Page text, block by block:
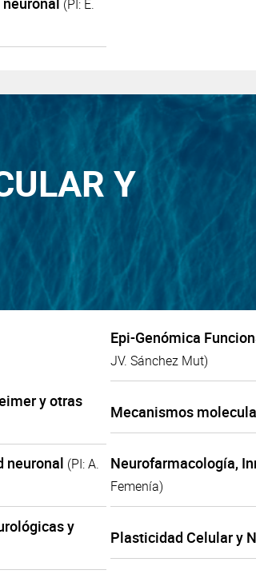
(PI: E.
Y
Epi-Genómica
JV. Sánchez Mut)
y otras
Mecanismos
neuronal (PI: A.
Neurofarmacología,
Femenía)
y
Plasticidad Celular y